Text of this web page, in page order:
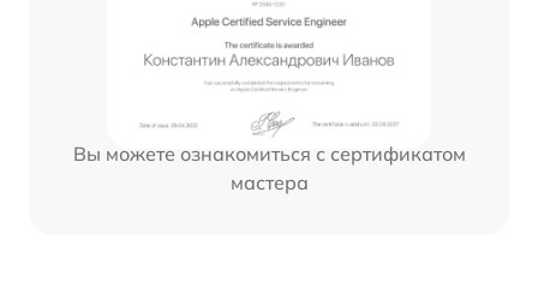
Вы можете ознакомиться с сертификатом
мастера